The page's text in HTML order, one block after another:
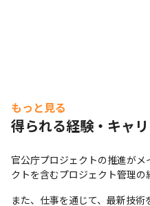
もっと見る
得られる経験・キャ
官公庁プロジェクトの推進が
クトを含むプロジェクト管理の
また、仕事を通じて、最新技